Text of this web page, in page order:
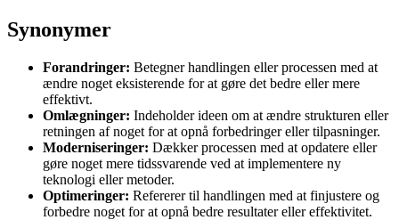
Synonymer
Forandringer: Betegner handlingen eller processen med at
ændre noget eksisterende for at gøre det bedre eller mere
effektivt.
Omlægninger: Indeholder ideen om at ændre strukturen eller
retningen af noget for at opnå forbedringer eller tilpasninger.
Moderniseringer: Dækker processen med at opdatere eller
gøre noget mere tidssvarende ved at implementere ny
teknologi eller metoder.
Optimeringer: Refererer til handlingen med at finjustere og
forbedre noget for at opnå bedre resultater eller effektivitet.